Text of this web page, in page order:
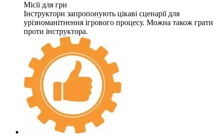
Місії для гри
Інструктори запропонують цікаві сценарії для
урізноманітнення ігрового процесу. Можна також грати
проти інструктора.